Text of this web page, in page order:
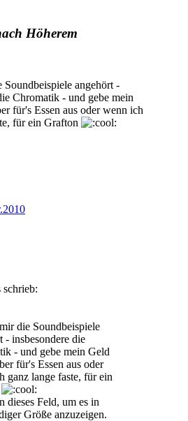
Höherem
Soundbeispiele angehört -
Chromatik - und gebe mein
für's Essen aus oder wenn ich
für ein Grafton
schrieb:
die Soundbeispiele
- insbesondere die
- und gebe mein Geld
für's Essen aus oder
ganz lange faste, für ein
dieses Feld, um es in
Größe anzuzeigen.